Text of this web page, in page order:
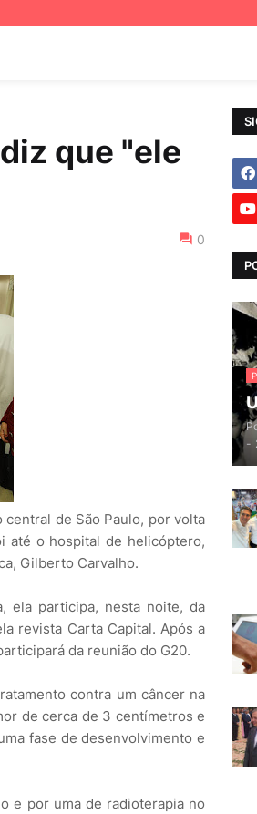
que "ele
0
de São Paulo, por volta
até o hospital de helicóptero,
Gilberto Carvalho.
ela participa, nesta noite, da
revista Carta Capital. Após a
da reunião do G20.
contra um câncer na
de cerca de 3 centímetros e
fase de desenvolvimento e
e por uma de radioterapia no
-